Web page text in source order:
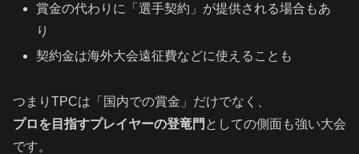
賞金の代わりに「選手契約」が提供される場合もあ
り
契約金は海外大会遠征費などに使えることも
つまりTPCは「国内での賞金」だけでなく、
プロを目指すプレイヤーの登竜門 としての側面も強い大会
です。